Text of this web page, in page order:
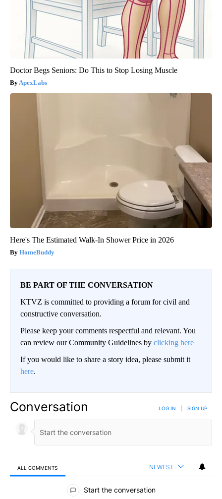
Doctor Begs Seniors: Do This to Stop Losing Muscle
ApexLabs
Here's The Estimated Walk-In Shower Price in 2026
HomeBuddy
BE PART OF THE CONVERSATION
KTVZ is committed to providing a forum for civil and
constructive conversation.
Please keep your comments respectful and relevant. You
can review our Community Guidelines by clicking here
If you would like to share a story idea, please submit it
here.
Conversation LOG IN SIGN UP
ALL COMMENTS NEWEST
All Comments
Start the conversation